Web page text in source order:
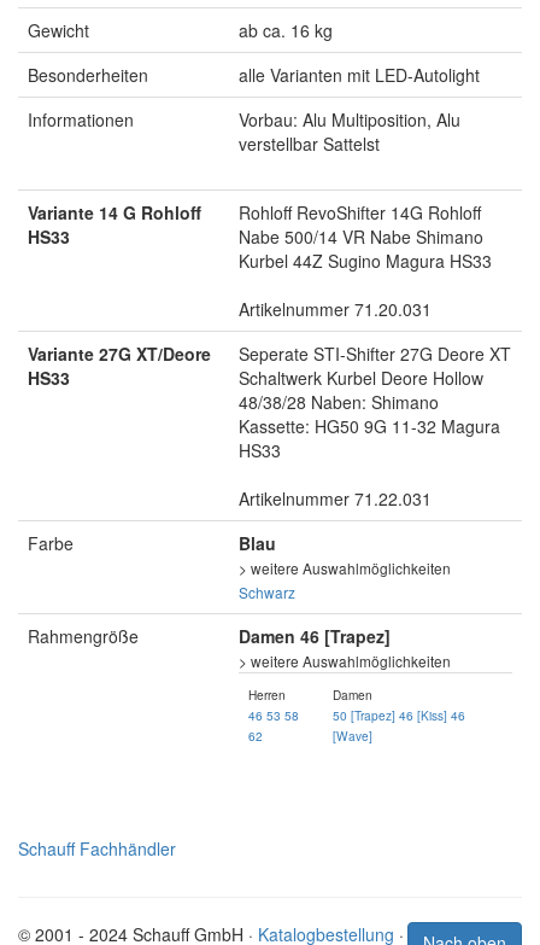
Gewicht
ab ca. 16 kg
Besonderheiten
alle Varianten mit LED-Autolight
Informationen
Vorbau: Alu Multiposition, Alu
verstellbar Sattelst
Variante 14 G Rohloff
HS33
Rohloff RevoShifter 14G Rohloff
Nabe 500/14 VR Nabe Shimano
Kurbel 44Z Sugino Magura HS33
Artikelnummer 71.20.031
Variante 27G XT/Deore
HS33
Seperate STI-Shifter 27G Deore XT
Schaltwerk Kurbel Deore Hollow
48/38/28 Naben: Shimano
Kassette: HG50 9G 11-32 Magura
HS33
Artikelnummer 71.22.031
Farbe
Blau
> weitere Auswahlmöglichkeiten
Schwarz
Rahmengröße Damen 46 [Trapez]
> weitere Auswahlmöglichkeiten
Herren
46 53 58
62
Damen
50 [Trapez] 46 [Kiss] 46
[Wave]
Schauff Fachhändler
© 2001 - 2024 Schauff GmbH · Katalogbestellung ·